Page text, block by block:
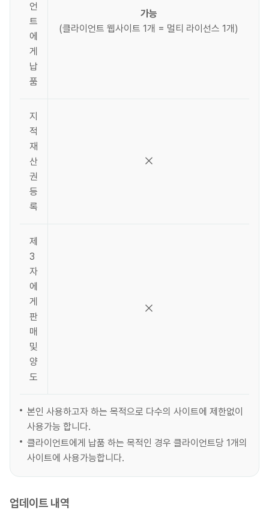
언
트
에
게
납
품
가능
(클라이언트 웹사이트 1개 = 멀티 라이선스 1개)
지
적
재
산
권
등
록
제
3
자
에
게
판
매
및
양
도
본인 사용하고자 하는 목적으로 다수의 사이트에 제한없이
사용가능 합니다.
클라이언트에게 납품 하는 목적인 경우 클라이언트당 1개의
사이트에 사용가능합니다.
업데이트 내역